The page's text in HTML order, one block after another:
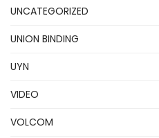
UNCATEGORIZED
UNION BINDING
UYN
VIDEO
VOLCOM